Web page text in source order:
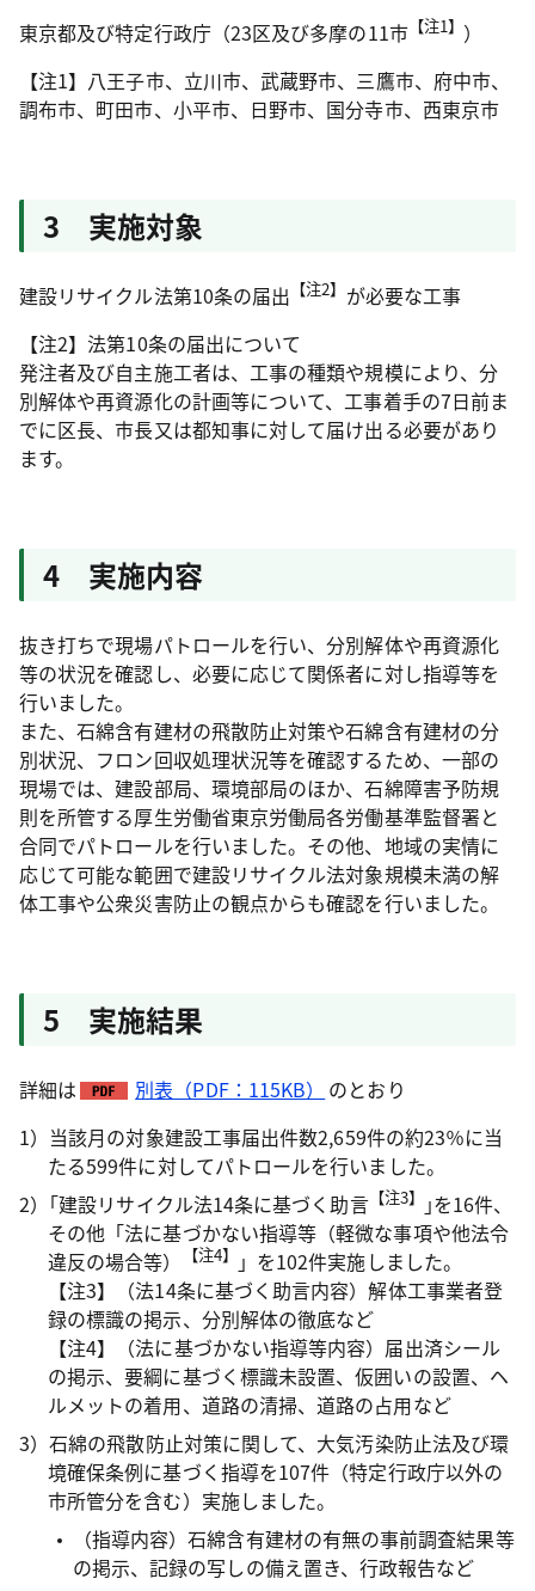
東京都及び特定行政庁（23区及び多摩の11市【注1】 ）
【注1】八王子市、立川市、武蔵野市、三鷹市、府中市、
調布市、町田市、小平市、日野市、国分寺市、西東京市
3 実施対象
建設リサイクル法第10条の届出 【注2】 が必要な工事
【注2】法第10条の届出について
発注者及び自主施工者は、工事の種類や規模により、分
別解体や再資源化の計画等について、工事着手の7日前ま
でに区長、市長又は都知事に対して届け出る必要があり
ます。
4 実施内容
抜き打ちで現場パトロールを行い、分別解体や再資源化
等の状況を確認し、必要に応じて関係者に対し指導等を
行いました。
また、石綿含有建材の飛散防止対策や石綿含有建材の分
別状況、フロン回収処理状況等を確認するため、一部の
現場では、建設部局、環境部局のほか、石綿障害予防規
則を所管する厚生労働省東京労働局各労働基準監督署と
合同でパトロールを行いました。その他、地域の実情に
応じて可能な範囲で建設リサイクル法対象規模未満の解
体工事や公衆災害防止の観点からも確認を行いました。
5 実施結果
詳細は 別表（PDF：115KB）
のとおり
1）当該月の対象建設工事届出件数2,659件の約23％に当
たる599件に対してパトロールを行いました。
2）｢建設リサイクル法14条に基づく助言【注3】
｣を16件、
その他「法に基づかない指導等（軽微な事項や他法令
違反の場合等）
【注4】
」を102件実施しました。
【注3】（法14条に基づく助言内容）解体工事業者登
録の標識の掲示、分別解体の徹底など
【注4】（法に基づかない指導等内容）届出済シール
の掲示、要綱に基づく標識未設置、仮囲いの設置、ヘ
ルメットの着用、道路の清掃、道路の占用など
3）石綿の飛散防止対策に関して、大気汚染防止法及び環
境確保条例に基づく指導を107件（特定行政庁以外の
市所管分を含む）実施しました。
（指導内容）石綿含有建材の有無の事前調査結果等
の掲示、記録の写しの備え置き、行政報告など